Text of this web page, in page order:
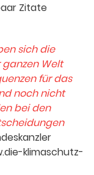
Zitate
sich die
Welt
für das
noch nicht
bei den
klimaschutz-